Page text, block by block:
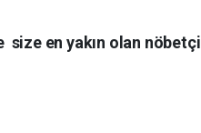
size en yakın olan nöbetçi